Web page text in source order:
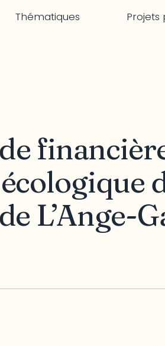
Thématiques Projets
L’Ange-